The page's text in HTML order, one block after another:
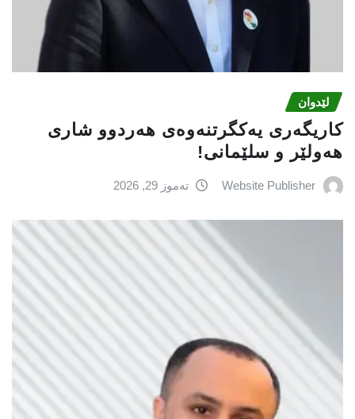
لێدوان
کاریگەری یەکگرتنەوەی هەردوو شاری
هەولێر و سلێمانی!
Website Publisher تەموز 29, 2026